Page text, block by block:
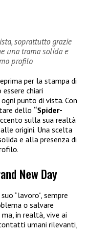
soprattutto grazie
una trama solida e
profilo
per la stampa di
essere chiari
punto di vista. Con
dello “Spider-
sulla sua realtà
origini. Una scelta
e alla presenza di
New Day
“lavoro”, sempre
o salvare
in realtà, vive ai
umani rilevanti,